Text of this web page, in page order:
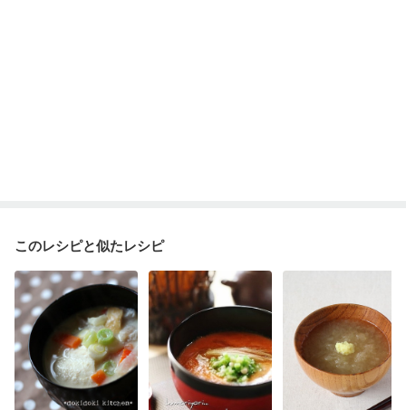
このレシピと似たレシピ